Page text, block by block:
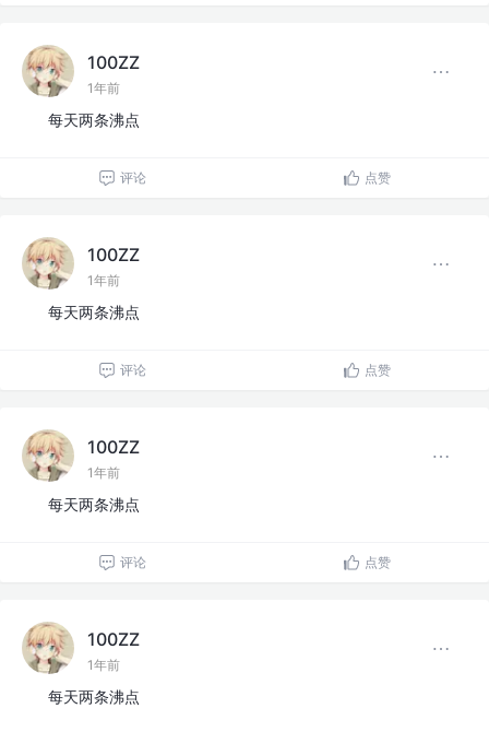
100ZZ
1年前
每天两条沸点
评论 点赞
100ZZ
1年前
每天两条沸点
评论 点赞
100ZZ
1年前
每天两条沸点
评论 点赞
100ZZ
1年前
每天两条沸点